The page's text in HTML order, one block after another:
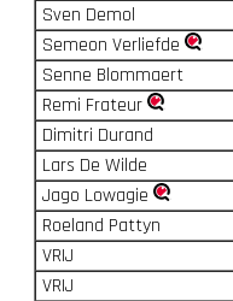
Sven Demol
Semeon Verliefde
Senne Blommaert
Remi Frateur
Dimitri Durand
Lars De Wilde
Jago Lowagie
Roeland Pattyn
VRIJ
VRIJ